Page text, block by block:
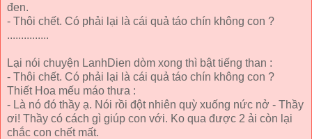
đen.
- Thôi chết. Có phải lại là cái quả táo chín không con ?
...............
Lại nói chuyện LanhDien dòm xong thì bật tiếng than :
- Thôi chết. Có phải lại là cái quả táo chín không con ?
Thiết Hoa mếu máo thưa :
- Là nó đó thầy ạ. Nói rồi đột nhiên quỳ xuống nức nở - Thầy
ơi! Thầy có cách gì giúp con với. Ko qua được 2 ải còn lại
chắc con chết mất.